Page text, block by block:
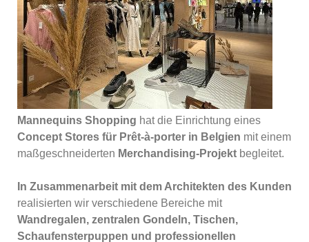
Mannequins Shopping hat die Einrichtung eines
Concept Stores für Prêt-à-porter in Belgien mit einem
maßgeschneiderten Merchandising-Projekt begleitet.
In Zusammenarbeit mit dem Architekten des Kunden
realisierten wir verschiedene Bereiche mit
Wandregalen, zentralen Gondeln, Tischen,
Schaufensterpuppen und professionellen